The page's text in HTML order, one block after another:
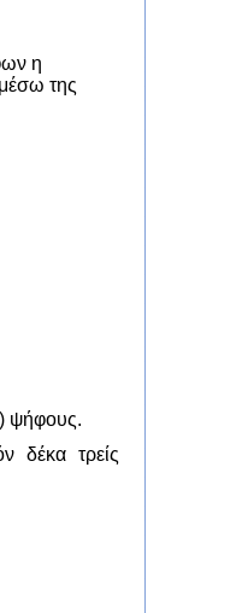
η
της
ψήφους.
δέκα τρείς